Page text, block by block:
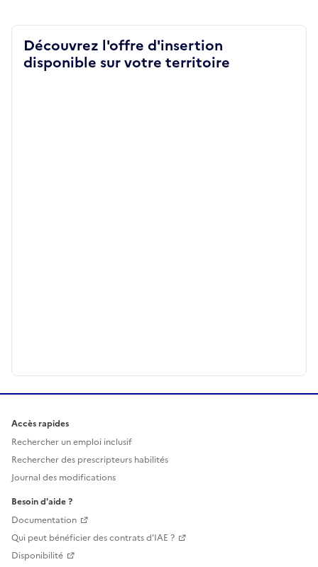
Découvrez l'offre d'insertion
disponible sur votre territoire
Accès rapides
Rechercher un emploi inclusif
Rechercher des prescripteurs habilités
Journal des modifications
Besoin d'aide ?
Documentation
Qui peut bénéficier des contrats d'IAE ?
Disponibilité